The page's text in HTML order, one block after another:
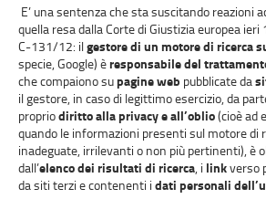
E’ una sentenza che sta suscitando reazioni
quella resa dalla Corte di Giustizia europea ieri
C-131/12: ilgestore di un motore di ricerca
specie, Google) èresponsabile del
che compaiono supagine web pubblicate da
il gestore, in caso di legittimo esercizio, da
propriodiritto alla privacy e all’oblio(cioè ad
quando le informazioni presenti sul motore di
inadeguate, irrilevanti o non più pertinenti), è
dall’elenco dei risultati di ricerca , i linkverso
da siti terzi e contenenti i dati personali